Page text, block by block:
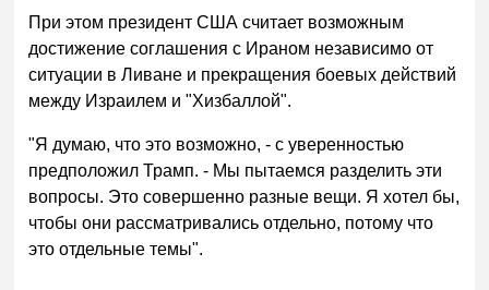
При этом президент США считает возможным
достижение соглашения с Ираном независимо от
ситуации в Ливане и прекращения боевых действий
между Израилем и "Хизбаллой".
"Я думаю, что это возможно, - с уверенностью
предположил Трамп. - Мы пытаемся разделить эти
вопросы. Это совершенно разные вещи. Я хотел бы,
чтобы они рассматривались отдельно, потому что
это отдельные темы".